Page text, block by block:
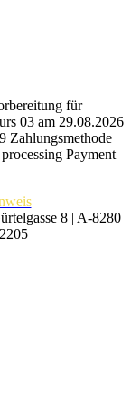
für
03 am 29.08.2026
Zahlungsmethode
Payment
8 | A-8280